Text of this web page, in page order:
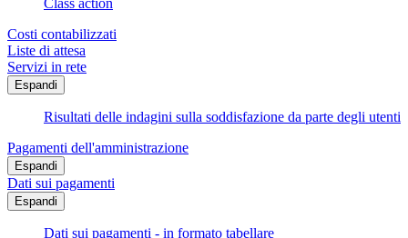
Class action
Costi contabilizzati
Liste di attesa
Servizi in rete
Espandi
Risultati delle indagini sulla soddisfazione da parte degli utenti
Pagamenti dell'amministrazione
Espandi
Dati sui pagamenti
Espandi
Dati sui pagamenti - in formato tabellare